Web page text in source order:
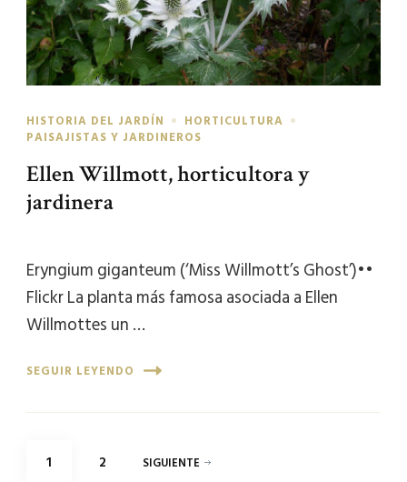
HISTORIA DEL JARDÍN
HORTICULTURA
PAISAJISTAS Y JARDINEROS
Ellen Willmott, horticultora y
jardinera
Eryngium giganteum (‘Miss Willmott’s Ghost’)••
Flickr La planta más famosa asociada a Ellen
Willmottes un …
SEGUIR LEYENDO
Paginación
PÁGINA
1 PÁGINA
2 SIGUIENTE